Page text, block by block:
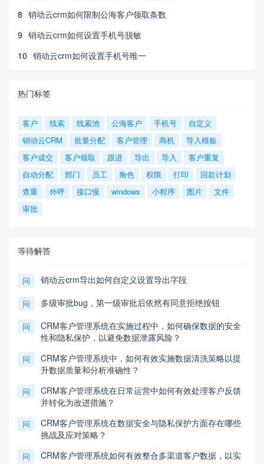
8 销动云crm如何限制公海客户领取条数
9 销动云crm如何设置手机号脱敏
10 销动云crm如何设置手机号唯一
热门标签
客户 线索 线索池 公海客户 手机号
自定义
销动云CRM
批量分配 客户管理 商机
导入模板
客户成交
客户领取 跟进 导出 导入
客户重复
自动分配
部门 员工 角色 权限 打印
回款计划
查重
外呼 接口慢 windows 小程序 图片
文件
审批
等待解答
问 销动云crm导出如何自定义设置导出字段
问 多级审批bug，第一级审批后依然有同意拒绝按钮
问
CRM客户管理系统在实施过程中，如何确保数据的安全
性和隐私保护，以避免数据泄露风险？
问
CRM客户管理系统中，如何有效实施数据清洗策略以提
升数据质量和分析准确性？
问
CRM客户管理系统在日常运营中如何有效处理客户反馈
并转化为改进措施？
问
CRM客户管理系统在数据安全与隐私保护方面存在哪些
挑战及应对策略？
问
CRM客户管理系统如何有效整合多渠道客户数据，以实